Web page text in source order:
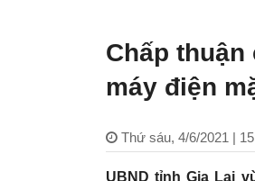
Chấp
máy điện
Thứ sáu, 4/6/2021 |
UBND tỉnh Gia Lai